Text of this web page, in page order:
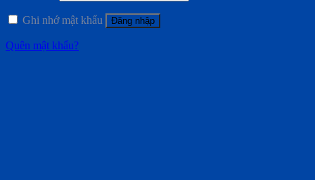
Ghi nhớ mật khẩu Đăng nhập
Quên mật khẩu?